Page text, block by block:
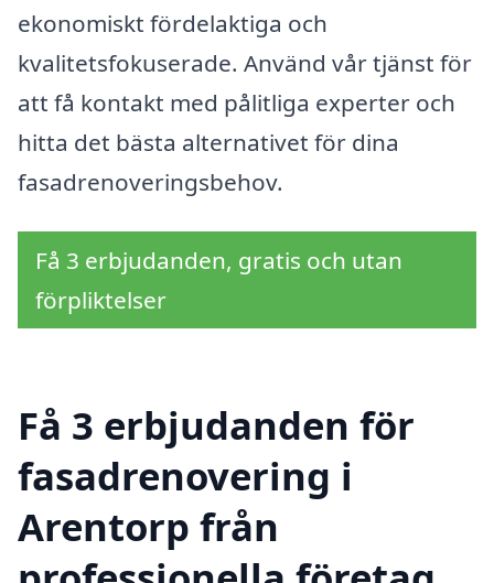
ekonomiskt fördelaktiga och
kvalitetsfokuserade. Använd vår tjänst för
att få kontakt med pålitliga experter och
hitta det bästa alternativet för dina
fasadrenoveringsbehov.
Få 3 erbjudanden, gratis och utan
förpliktelser
Få 3 erbjudanden för
fasadrenovering i
Arentorp från